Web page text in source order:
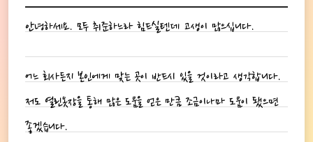
안녕하세요. 모두 취준하느라 힘드실텐데 고생이 많으십니다.
어느 회사든지 본인에게 맞는 곳이 반드시 있을 것이라고 생각합니다.
저도 열린옷장을 통해 많은 도움을 얻은 만큼 조금이나마 도움이 됐으면
좋겠습니다.